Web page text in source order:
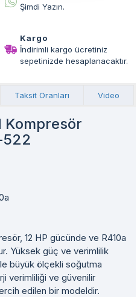
Şimdi Yazın.
Kargo
İndirimli kargo ücretiniz
sepetinizde hesaplanacaktır.
Taksit Oranları Video
Kompresör
522
12 HP gücünde ve R410a
Yüksek güç ve verimlilik
büyük ölçekli soğutma
verimliliği ve güvenilir
edilen bir modeldir.